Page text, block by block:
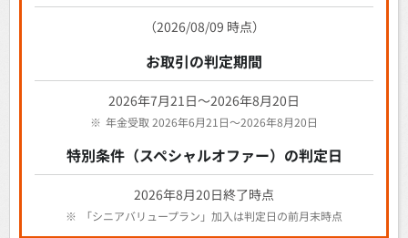
（2026/08/09 時点）
お取引の判定期間
2026年7月21日～2026年8月20日
※ 年金受取 2026年6月21日～2026年8月20日
特別条件（スペシャルオファー）の判定日
2026年8月20日終了時点
※ 「シニアバリュープラン」加入は判定日の前月末時点